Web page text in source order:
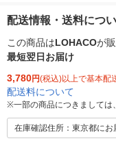
配送情報・送料につ
この商品はLOHACOが
最短翌日お届け
3,780円(税込)以上で基本配
配送料について
※一部の商品につきましては
在庫確認住所：東京都にお